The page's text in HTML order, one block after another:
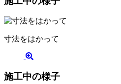
寸法をはかって
施工中の様子